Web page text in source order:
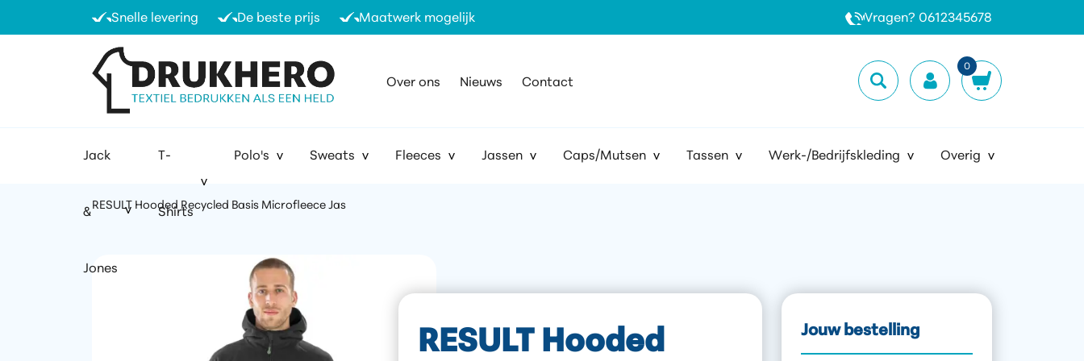
Snelle levering De beste prijs Maatwerk mogelijk Vragen? 0612345678
Over ons Nieuws Contact
0
Jack
&
Jones
T-
Shirts
Polo's Sweats Fleeces Jassen Caps/Mutsen Tassen Werk-/Bedrijfskleding Overig
RESULT Hooded Recycled Basis Microfleece Jas
RESULT Hooded Jouw bestelling